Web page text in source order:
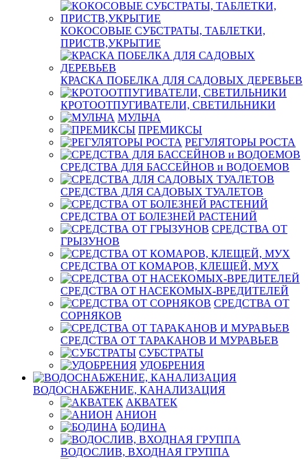
КОКОСОВЫЕ СУБСТРАТЫ, ТАБЛЕТКИ,
ПРИСТВ,УКРЫТИЕ
КРАСКА ПОБЕЛКА ДЛЯ САДОВЫХ ДЕРЕВЬЕВ
КРОТООТПУГИВАТЕЛИ, СВЕТИЛЬНИКИ
МУЛЬЧА
ПРЕМИКСЫ
РЕГУЛЯТОРЫ РОСТА
СРЕДСТВА ДЛЯ БАССЕЙНОВ и ВОДОЕМОВ
СРЕДСТВА ДЛЯ САДОВЫХ ТУАЛЕТОВ
СРЕДСТВА ОТ БОЛЕЗНЕЙ РАСТЕНИЙ
СРЕДСТВА ОТ
ГРЫЗУНОВ
СРЕДСТВА ОТ КОМАРОВ, КЛЕЩЕЙ, МУХ
СРЕДСТВА ОТ НАСЕКОМЫХ-ВРЕДИТЕЛЕЙ
СРЕДСТВА ОТ
СОРНЯКОВ
СРЕДСТВА ОТ ТАРАКАНОВ И МУРАВЬЕВ
СУБСТРАТЫ
УДОБРЕНИЯ
ВОДОСНАБЖЕНИЕ, КАНАЛИЗАЦИЯ
АКВАТЕК
АНИОН
БОДИНА
ВОДОСЛИВ, ВХОДНАЯ ГРУППА